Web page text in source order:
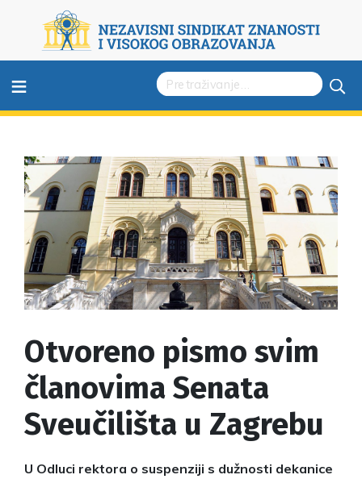
≡
Otvoreno pismo svim
članovima Senata
Sveučilišta u Zagrebu
U Odluci rektora o suspenziji s dužnosti dekanice